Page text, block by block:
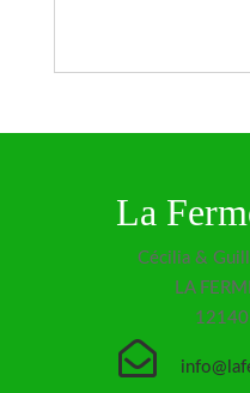
La
Cécilia &
LA
12140
